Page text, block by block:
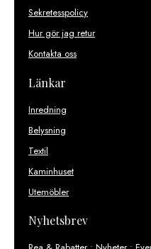
Sekretesspolicy
Hur gör jag retur
Kontakta oss
Länkar
Inredning
Belysning
Textil
Kaminhuset
Utemöbler
Nyhetsbrev